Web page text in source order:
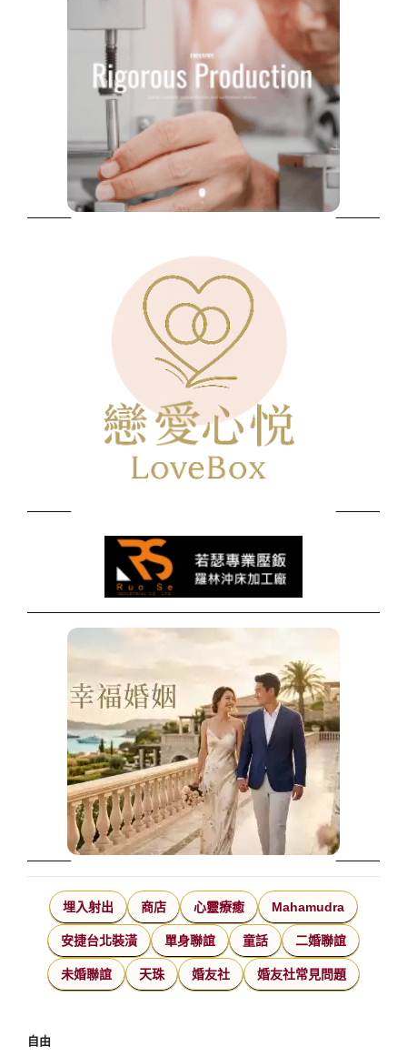
埋入射出 商店 心靈療癒 Mahamudra
安捷台北裝潢 單身聯誼 童話 二婚聯誼
未婚聯誼 天珠 婚友社 婚友社常見問題
自由